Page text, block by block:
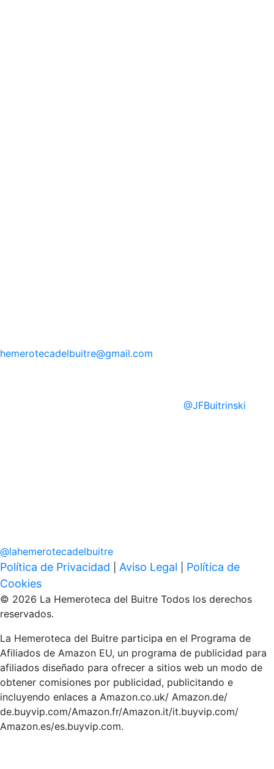
hemerotecadelbuitre@gmail.com
@JFBuitrinski
@lahemerotecadelbuitre
Política de Privacidad Aviso Legal
Política de
Cookies
© 2026 La Hemeroteca del Buitre Todos los derechos
reservados.
La Hemeroteca del Buitre participa en el Programa de
Afiliados de Amazon EU, un programa de publicidad para
afiliados diseñado para ofrecer a sitios web un modo de
obtener comisiones por publicidad, publicitando e
incluyendo enlaces a Amazon.co.uk/ Amazon.de/
de.buyvip.com/Amazon.fr/Amazon.it/it.buyvip.com/
Amazon.es/es.buyvip.com.